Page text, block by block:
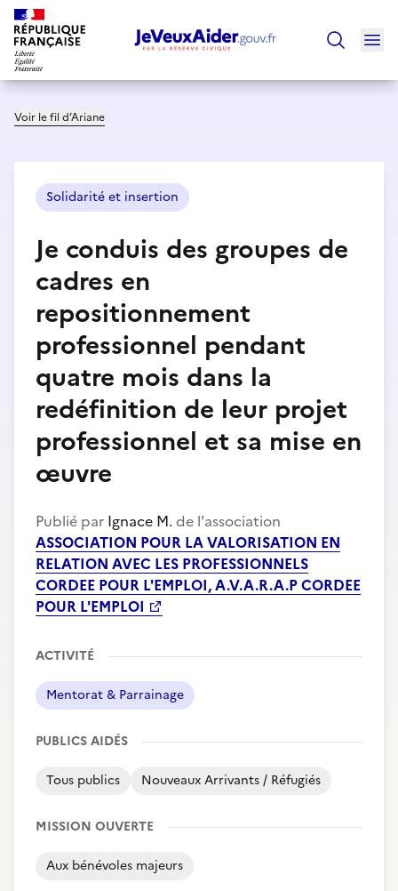
Voir le fil d’Ariane
Solidarité et insertion
Je conduis des groupes de
cadres en
repositionnement
professionnel pendant
quatre mois dans la
redéfinition de leur projet
professionnel et sa mise en
œuvre
Publié par Ignace M. de l'association
ASSOCIATION POUR LA VALORISATION EN
RELATION AVEC LES PROFESSIONNELS
CORDEE POUR L'EMPLOI, A.V.A.R.A.P CORDEE
POUR L'EMPLOI
ACTIVITÉ
Mentorat & Parrainage
PUBLICS AIDÉS
Tous publics Nouveaux Arrivants / Réfugiés
MISSION OUVERTE
Aux bénévoles majeurs